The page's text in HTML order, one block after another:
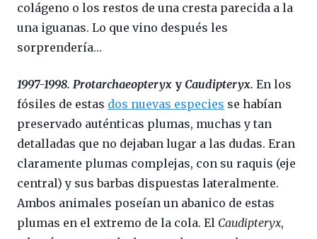
colágeno o los restos de una cresta parecida a la
una iguanas. Lo que vino después les
sorprendería…
1997-1998. Protarchaeopteryx y Caudipteryx. En los
fósiles de estas dos nuevas especies se habían
preservado auténticas plumas, muchas y tan
detalladas que no dejaban lugar a las dudas. Eran
claramente plumas complejas, con su raquis (eje
central) y sus barbas dispuestas lateralmente.
Ambos animales poseían un abanico de estas
plumas en el extremo de la cola. El Caudipteryx,